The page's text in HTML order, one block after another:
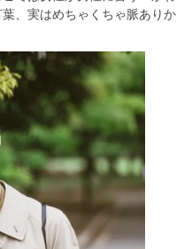
、実はめちゃくちゃ脈ありか